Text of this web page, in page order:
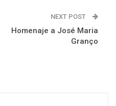
NEXT POST
Homenaje a José Maria
Granço